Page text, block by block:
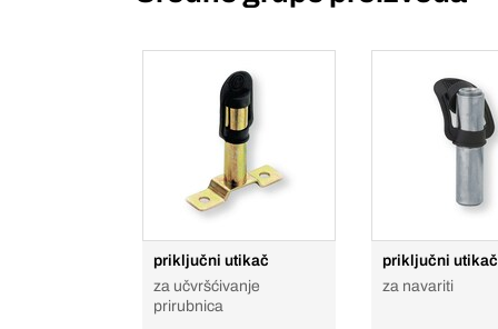
priključni utikač
za učvršćivanje
prirubnica
priključni utikač
za navariti